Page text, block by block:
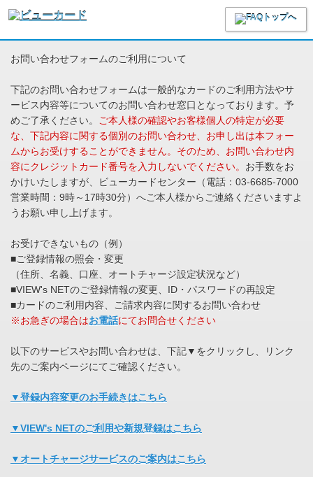
お問い合わせフォームのご利用について
下記のお問い合わせフォームは一般的なカードのご利用方法やサ
ービス内容等についてのお問い合わせ窓口となっております。予
めご了承ください。
ご本人様の確認やお客様個人の特定が必要
な、下記内容に関する個別のお問い合わせ、お申し出は本フォー
ムからお受けすることができません。そのため、お問い合わせ内
容にクレジットカード番号を入力しないでください。 お手数をお
かけいたしますが、ビューカードセンター（電話：03-6685-7000
営業時間：9時～17時30分）へご本人様からご連絡くださいますよ
うお願い申し上げます。
お受けできないもの（例）
■ご登録情報の照会・変更
（住所、名義、口座、オートチャージ設定状況など）
■VIEW's NETのご登録情報の変更、ID・パスワードの再設定
■カードのご利用内容、ご請求内容に関するお問い合わせ
※お急ぎの場合はお電話にてお問合せください
以下のサービスやお問い合わせは、下記▼をクリックし、リンク
先のご案内ページにてご確認ください。
▼登録内容変更のお手続きはこちら
▼VIEW's NETのご利用や新規登録はこちら
▼オートチャージサービスのご案内はこちら